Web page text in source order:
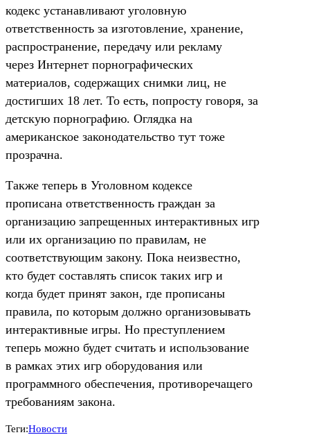
кодекс устанавливают уголовную
ответственность за изготовление, хранение,
распространение, передачу или рекламу
через Интернет порнографических
материалов, содержащих снимки лиц, не
достигших 18 лет. То есть, попросту говоря, за
детскую порнографию. Оглядка на
американское законодательство тут тоже
прозрачна.
Также теперь в Уголовном кодексе
прописана ответственность граждан за
организацию запрещенных интерактивных игр
или их организацию по правилам, не
соответствующим закону. Пока неизвестно,
кто будет составлять список таких игр и
когда будет принят закон, где прописаны
правила, по которым должно организовывать
интерактивные игры. Но преступлением
теперь можно будет считать и использование
в рамках этих игр оборудования или
программного обеспечения, противоречащего
требованиям закона.
Теги:Новости